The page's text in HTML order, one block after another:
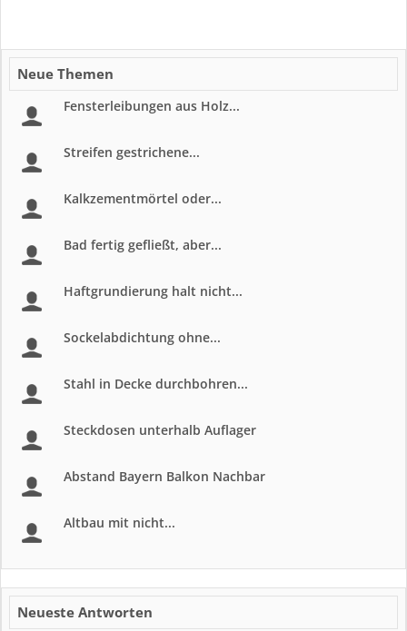
Neue Themen
Fensterleibungen aus Holz...
Streifen gestrichene...
Kalkzementmörtel oder...
Bad fertig gefließt, aber...
Haftgrundierung halt nicht...
Sockelabdichtung ohne...
Stahl in Decke durchbohren...
Steckdosen unterhalb Auflager
Abstand Bayern Balkon Nachbar
Altbau mit nicht...
Neueste Antworten